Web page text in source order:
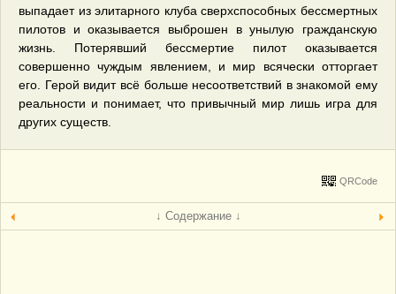
выпадает из элитарного клуба сверхспособных бессмертных
пилотов и оказывается выброшен в унылую гражданскую
жизнь. Потерявший бессмертие пилот оказывается
совершенно чуждым явлением, и мир всячески отторгает
его. Герой видит всё больше несоответствий в знакомой ему
реальности и понимает, что привычный мир лишь игра для
других существ.
QRCode
↓ Содержание ↓